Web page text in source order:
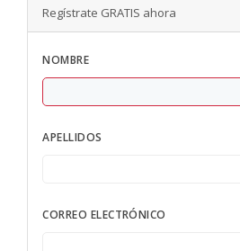
BLOG
Regístrate GRATIS ahora
NOMBRE
APELLIDOS
CORREO ELECTRÓNICO